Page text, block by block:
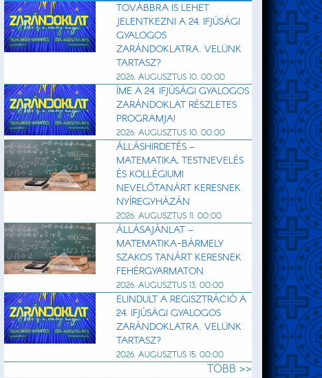
TOVÁBBRA IS LEHET
JELENTKEZNI A 24. IFJÚSÁGI
GYALOGOS
ZARÁNDOKLATRA. VELÜNK
TARTASZ?
2026. AUGUSZTUS 10. 00:00
ÍME A 24. IFJÚSÁGI GYALOGOS
ZARÁNDOKLAT RÉSZLETES
PROGRAMJA!
2026. AUGUSZTUS 10. 00:00
ÁLLÁSHIRDETÉS –
MATEMATIKA, TESTNEVELÉS
ÉS KOLLÉGIUMI
NEVELŐTANÁRT KERESNEK
NYÍREGYHÁZÁN
2026. AUGUSZTUS 11. 00:00
ÁLLÁSAJÁNLAT –
MATEMATIKA-BÁRMELY
SZAKOS TANÁRT KERESNEK
FEHÉRGYARMATON
2026. AUGUSZTUS 13. 00:00
ELINDULT A REGISZTRÁCIÓ A
24. IFJÚSÁGI GYALOGOS
ZARÁNDOKLATRA. VELÜNK
TARTASZ?
2026. AUGUSZTUS 15. 00:00
TÖBB >>